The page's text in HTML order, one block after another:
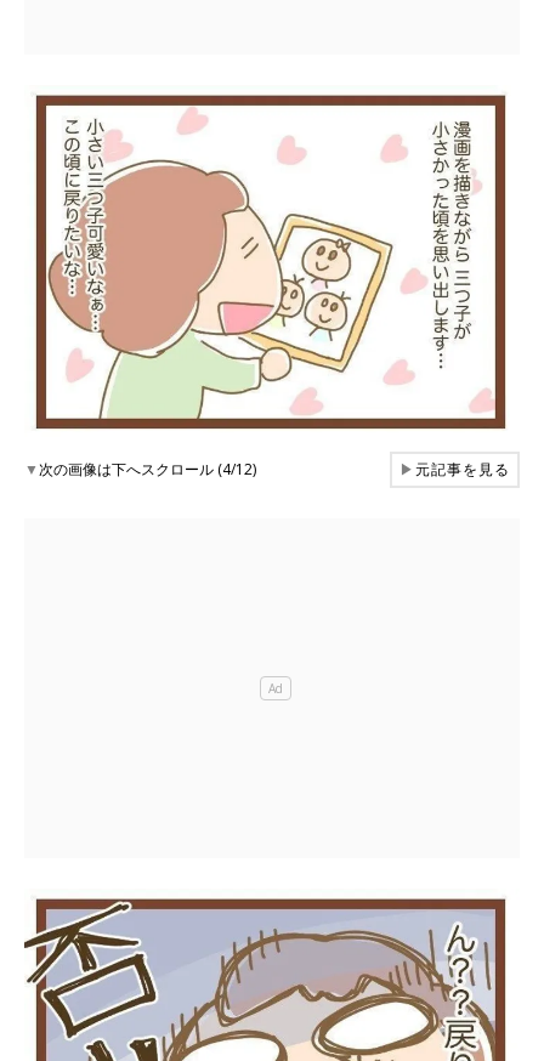
▼次の画像は下へスクロール (4/12) ▶元記事を見る